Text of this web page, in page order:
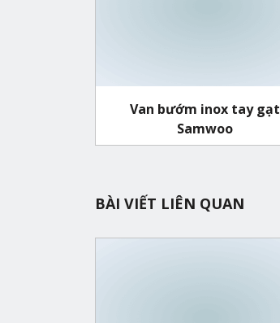
Van bướm inox tay gạt
Samwoo
BÀI VIẾT LIÊN QUAN